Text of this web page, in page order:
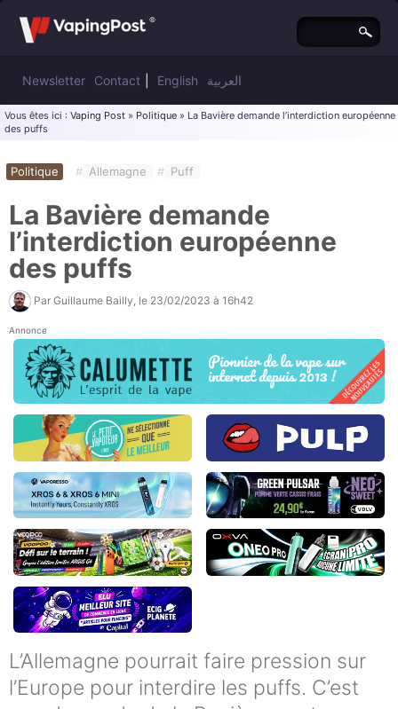
Newsletter Contact English العربية
Vous êtes ici : Vaping Post » Politique » La Bavière demande l’interdiction européenne
des puffs
Politique # Allemagne # Puff
La Bavière demande
l’interdiction européenne
des puffs
Par Guillaume Bailly , le 23/02/2023 à 16h42
Annonce
L’Allemagne pourrait faire pression sur
l’Europe pour interdire les puffs. C’est